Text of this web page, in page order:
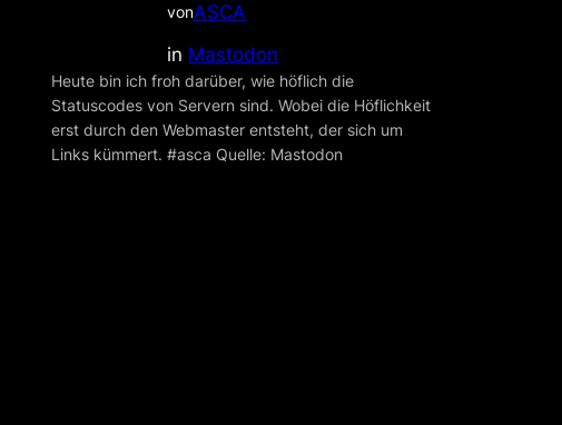
vonASCA
in Mastodon
Heute bin ich froh darüber, wie höflich die
Statuscodes von Servern sind. Wobei die Höflichkeit
erst durch den Webmaster entsteht, der sich um
Links kümmert. #asca Quelle: Mastodon